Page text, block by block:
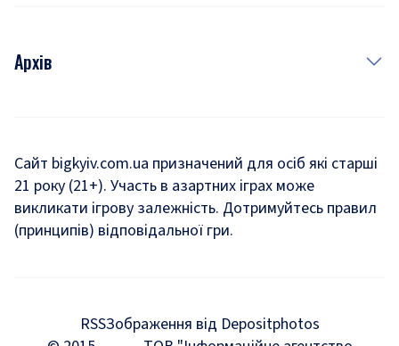
Архів
Комуналка
Хроніки війни
Мегаполіс
Сайт bigkyiv.com.ua призначений для осіб які старші
21 року (21+). Участь в азартних іграх може
викликати ігрову залежність. Дотримуйтесь правил
(принципів) відповідальної гри.
RSSЗображення від Depositphotos